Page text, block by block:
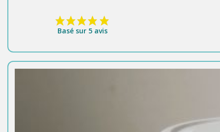
8,00 €
à
Basé sur 5 avis